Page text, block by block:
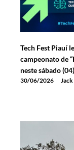
Tech Fest Piauí
campeonato de
neste sábado (04)
30/06/2026 Jack